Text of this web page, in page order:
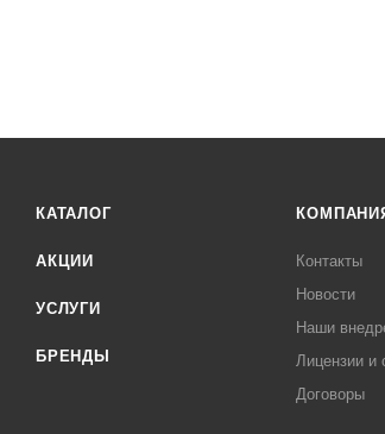
КАТАЛОГ
АКЦИИ
УСЛУГИ
БРЕНДЫ
Контакты
Новости
Наши
Лицензии и
Договоры